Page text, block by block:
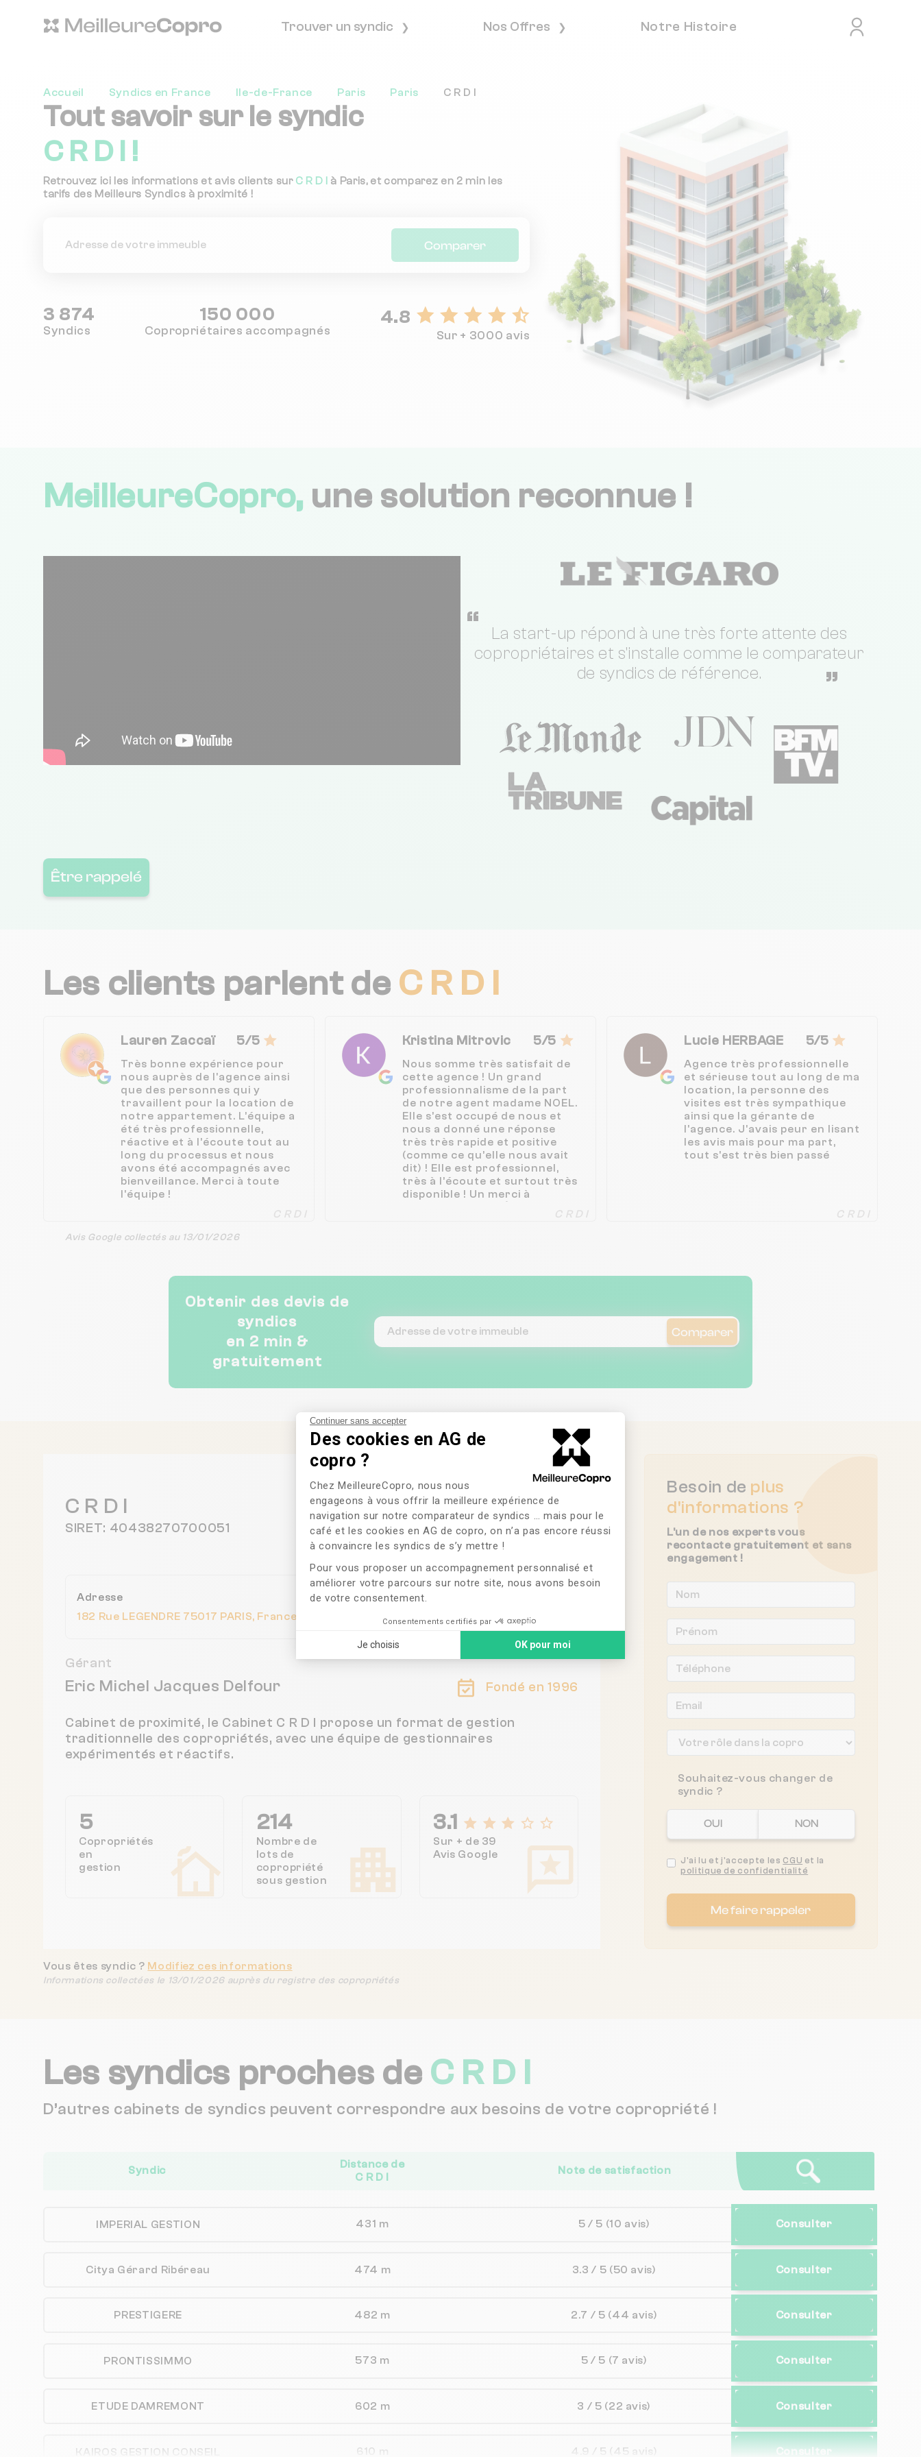
Continuer sans accepter
Des cookies en AG de
copro ?
Plateforme de Gestion du Consentement : Personnalisez vos Options
Chez MeilleureCopro, nous nous
engageons à vous offrir la meilleure expérience de
navigation sur notre comparateur de syndics … mais pour le
café et les cookies en AG de copro, on n’a pas encore réussi
à convaincre les syndics de s’y mettre !
Pour vous proposer un accompagnement personnalisé et
améliorer votre parcours sur notre site, nous avons besoin
de votre consentement.
Consentements certifiés par
Je choisis OK pour moi
Axeptio consent
Trouver un syndic Nos Offres Notre Histoire
Accueil Syndics en France Ile-de-France Paris Paris C R D I
Tout savoir sur le syndic
C R D I !
Retrouvez ici les informations et avis clients sur C R D I
à Paris, et comparez en 2 min les
tarifs des Meilleurs Syndics à proximité !
Comparer
3 874
Syndics
150 000
Copropriétaires accompagnés
4.8
Sur + 3000 avis
MeilleureCopro, une solution reconnue !
“
La start-up répond à une très forte attente des
copropriétaires et s'installe comme le comparateur
de syndics de référence.
”
Être rappelé
Les clients parlent de C R D I
Lauren Zaccaï 5/5
Très bonne expérience pour
nous auprès de l'agence ainsi
que des personnes qui y
travaillent pour la location de
notre appartement. L’équipe a
été très professionnelle,
réactive et à l’écoute tout au
long du processus et nous
avons été accompagnés avec
bienveillance. Merci à toute
l'équipe !
C R D I
Kristina Mitrovic 5/5
Nous somme très satisfait de
cette agence ! Un grand
professionnalisme de la part
de notre agent madame NOEL.
Elle s’est occupé de nous et
nous a donné une réponse
très très rapide et positive
(comme ce qu’elle nous avait
dit) ! Elle est professionnel,
très à l’écoute et surtout très
disponible ! Un merci à
C R D I
Lucie HERBAGE 5/5
Agence très professionnelle
et sérieuse tout au long de ma
location, la personne des
visites est très sympathique
ainsi que la gérante de
l'agence. J'avais peur en lisant
les avis mais pour ma part,
tout s'est très bien passé
C R D I
Avis Google collectés au 13/01/2026
Obtenir des devis de
syndics
en 2 min &
gratuitement
Comparer
C R D I
SIRET: 40438270700051
Adresse
182 Rue LEGENDRE 75017 PARIS, France
Gérant
Eric Michel Jacques Delfour Fondé en 1996
Cabinet de proximité, le Cabinet C R D I propose un format de gestion
traditionnelle des copropriétés, avec une équipe de gestionnaires
expérimentés et réactifs.
5
Copropriétés
en
gestion
214
Nombre de
lots de
copropriété
sous gestion
3.1
Sur + de 39
Avis Google
Besoin de plus
d'informations ?
L'un de nos experts vous
recontacte gratuitement et sans
engagement !
Souhaitez-vous changer de
syndic ?
OUI NON
J'ai lu et j'accepte les CGU et la
politique de confidentialité
Me faire rappeler
Vous êtes syndic ? Modifiez ces informations
Informations collectées le 13/01/2026 auprès du registre des copropriétés
Les syndics proches de C R D I
D’autres cabinets de syndics peuvent correspondre aux besoins de votre copropriété !
Syndic
Distance de
C R D I
Note de satisfaction
IMPERIAL GESTION 431 m 5 / 5 (10 avis) Consulter
Citya Gérard Ribéreau 474 m 3.3 / 5 (50 avis) Consulter
PRESTIGERE 482 m 2.7 / 5 (44 avis) Consulter
PRONTISSIMMO 573 m 5 / 5 (7 avis) Consulter
ETUDE DAMREMONT 602 m 3 / 5 (22 avis) Consulter
KAIROS GESTION CONSEIL 610 m 4.9 / 5 (45 avis) Consulter